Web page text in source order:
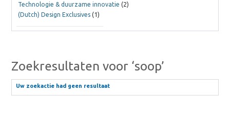
Zoekresultaten voor ‘soop’
Uw zoekactie had geen resultaat
Technologie & duurzame innovatie (2)
(Dutch) Design Exclusives (1)